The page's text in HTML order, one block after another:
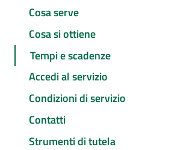
Cosa serve
Cosa si ottiene
Tempi e scadenze
Accedi al servizio
Condizioni di servizio
Contatti
Strumenti di tutela